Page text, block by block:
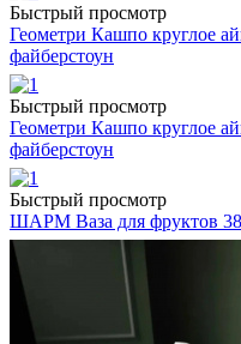
Быстрый просмотр
Геометри Кашпо круглое
файберстоун
Быстрый просмотр
Геометри Кашпо круглое
файберстоун
Быстрый просмотр
ШАРМ Ваза для фруктов